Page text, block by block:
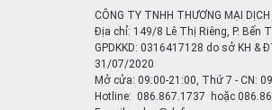
CÔNG TY TNHH THƯƠNG MẠI
Địa chỉ: 149/8 Lê Thị Riêng, P. Bến
GPDKKD: 0316417128 do sở KH &
31/07/2020
Mở cửa: 09:00-21:00, Thứ 7 - CN:
Hotline: 086.867.1737 hoặc